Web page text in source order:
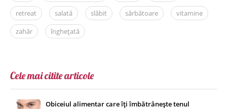
retreat
salată slăbit sărbătoare
vitamine
zahăr
înghețată
Cele mai citite articole
Obiceiul alimentar care îți îmbătrânește tenul